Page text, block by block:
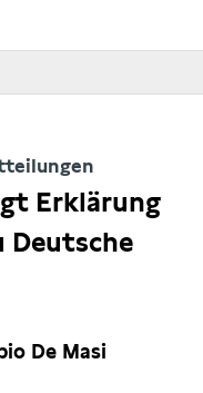
Erklärung
Deutsche
De Masi